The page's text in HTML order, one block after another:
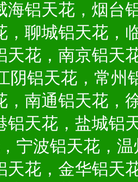
海铝天花，烟台
，聊城铝天花，
天花，南京铝天
阴铝天花，常州
，南通铝天花，
铝天花，盐城铝
宁波铝天花，
天花，金华铝天